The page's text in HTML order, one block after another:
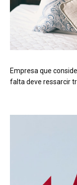
Empresa que
falta deve ressarcir